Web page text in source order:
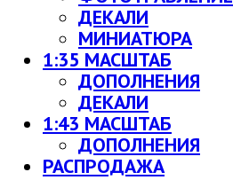
ДЕКАЛИ
МИНИАТЮРА
1:35 МАСШТАБ
ДОПОЛНЕНИЯ
ДЕКАЛИ
1:43 МАСШТАБ
ДОПОЛНЕНИЯ
РАСПРОДАЖА